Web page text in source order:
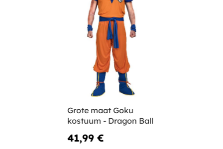
Grote maat Goku
kostuum - Dragon Ball
41,99 €